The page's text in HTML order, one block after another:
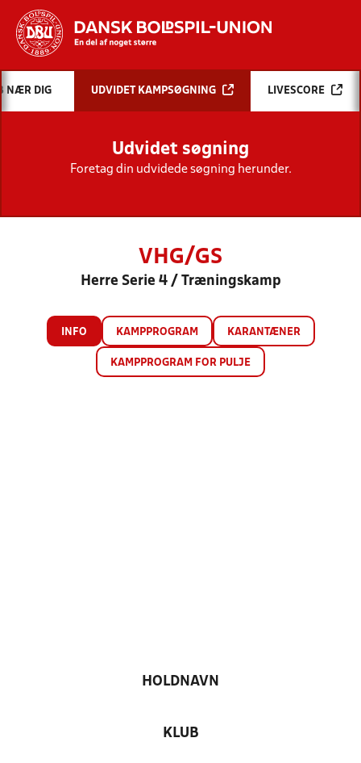
Hvad vil du søge efter?
INDHOLD OG NYHEDER
STILLINGER, RESULTATER, KLUBBER OG
HOLD
NÆR DIG UDVIDET KAMPSØGNING LIVESCORE
Udvidet søgning
Foretag din udvidede søgning herunder.
VHG/GS
Herre Serie 4 / Træningskamp
INFO KAMPPROGRAM KARANTÆNER
KAMPPROGRAM FOR PULJE
HOLDNAVN
KLUB